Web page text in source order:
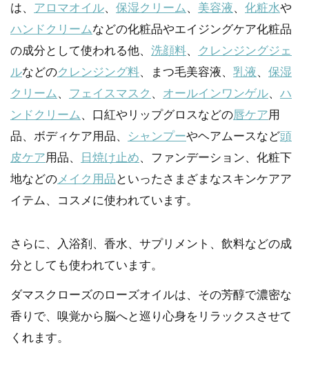
は、 アロマオイル、 保湿クリーム 、 美容液、 化粧水や
ハンドクリームなどの化粧品やエイジングケア化粧品
の成分として使われる他、 洗顔料、
クレンジングジェ
ルなどのクレンジング料、まつ毛美容液、 乳液、 保湿
クリーム 、 フェイスマスク 、 オールインワンゲル、 ハ
ンドクリーム 、口紅やリップグロスなどの唇ケア用
品、ボディケア用品、
シャンプーやヘアムースなど頭
皮ケア用品、 日焼け止め、ファンデーション、化粧下
地などの メイク用品 といったさまざまなスキンケアア
イテム、コスメに使われています。
さらに、入浴剤、香水、サプリメント、飲料などの成
分としても使われています。
ダマスクローズのローズオイルは、その芳醇で濃密な
香りで、嗅覚から脳へと巡り心身をリラックスさせて
くれます。